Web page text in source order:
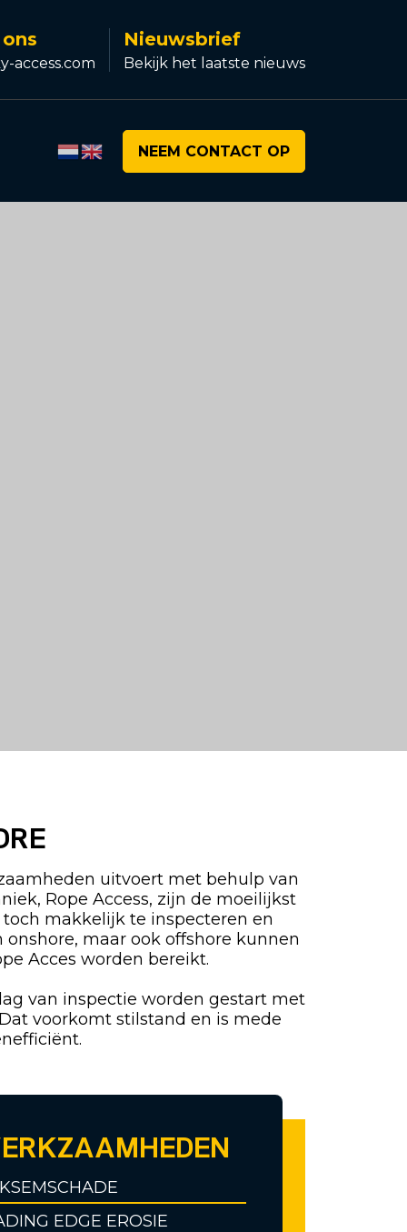
access.com
Nieuwsbrief
Bekijk het laatste nieuws
NEEM CONTACT OP
uitvoert met behulp van
Rope Access, zijn de moeilijkst
makkelijk te inspecteren en
maar ook offshore kunnen
Acces worden bereikt.
van inspectie worden gestart met
voorkomt stilstand en is mede
EDGE EROSIE